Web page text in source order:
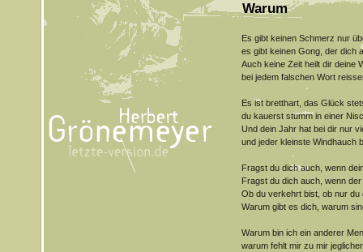
Warum
Es gibt keinen Schmerz nur
es gibt keinen Gong, der dich
Auch keine Zeit heilt dir deine
bei jedem falschen Wort
Es ist bretthart, das Glück
du kauerst stumm in einer
Und dein Jahr hat bei dir nur
und jeder kleinste Windhauch
Fragst du dich auch, wenn
Fragst du dich auch, wenn
Ob du verkehrt bist, ob nur du
Warum gibt es dich, warum
Warum bin ich ein anderer
warum fehlt mir zu mir